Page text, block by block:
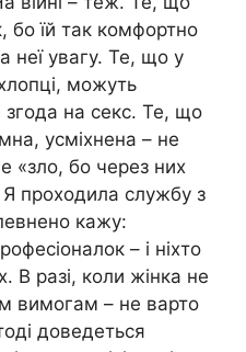
бо їй так комфортно
неї увагу. Те, що у
хлопці, можуть
на секс. Те, що
усміхнена – не
«зло, бо через них
Я проходила службу з
кажу:
– і ніхто
В разі, коли жінка не
вимогам – не варто
доведеться